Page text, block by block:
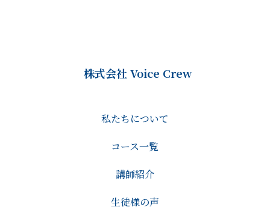
株式会社 Voice Crew
私たちについて
コース一覧
講師紹介
生徒様の声